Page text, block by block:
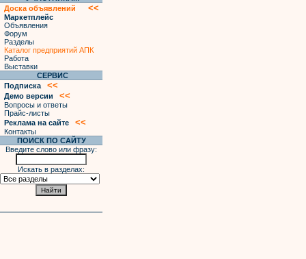
Доска объявлений
<<
Маркетплейс
Объявления
Форум
Разделы
Каталог предприятий АПК
Работа
Выставки
СЕРВИС
Подписка
<<
Демо версии <<
Вопросы и ответы
Прайс-листы
Реклама на сайте
<<
Контакты
ПОИСК ПО САЙТУ
Введите слово или фразу:
Искать в разделах: